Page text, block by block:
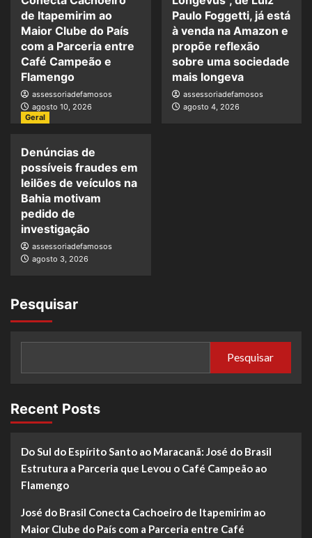
de Itapemirim ao
Maior Clube do País
com a Parceria entre
Café Campeão e
Flamengo
assessoriadefamosos
agosto 10, 2026
Paulo Foggetti, já está
à venda na Amazon e
propõe reflexão
sobre uma sociedade
mais longeva
assessoriadefamosos
agosto 4, 2026
Geral
Denúncias de
possíveis fraudes em
leilões de veículos na
Bahia motivam
pedido de
investigação
assessoriadefamosos
agosto 3, 2026
Pesquisar
Pesquisar
Recent Posts
Do Sul do Espírito Santo ao Maracanã: José do Brasil
Estrutura a Parceria que Levou o Café Campeão ao
Flamengo
José do Brasil Conecta Cachoeiro de Itapemirim ao
Maior Clube do País com a Parceria entre Café